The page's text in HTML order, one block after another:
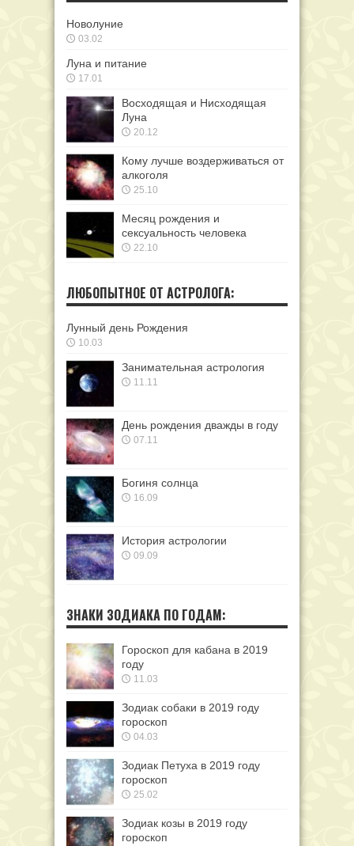
Новолуние
03.02
Луна и питание
17.01
Восходящая и Нисходящая
Луна
20.12
Кому лучше воздерживаться от
алкоголя
25.10
Месяц рождения и
сексуальность человека
22.10
ЛЮБОПЫТНОЕ ОТ АСТРОЛОГА:
Лунный день Рождения
10.03
Занимательная астрология
11.11
День рождения дважды в году
07.11
Богиня солнца
16.09
История астрологии
09.09
ЗНАКИ ЗОДИАКА ПО ГОДАМ:
Гороскоп для кабана в 2019
году
11.03
Зодиак собаки в 2019 году
гороскоп
04.03
Зодиак Петуха в 2019 году
гороскоп
25.02
Зодиак козы в 2019 году
гороскоп